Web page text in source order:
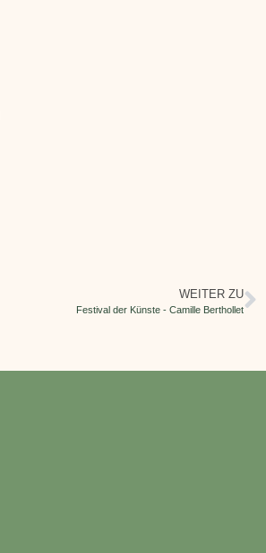
WEITER ZU
Festival der Künste - Camille Berthollet